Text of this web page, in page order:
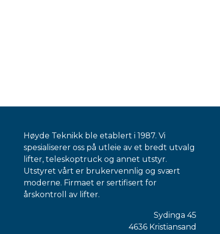
Høyde Teknikk ble etablert i 1987. Vi
spesialiserer oss på utleie av et bredt utvalg
lifter, teleskoptruck og annet utstyr.
Utstyret vårt er brukervennlig og svært
moderne. Firmaet er sertifisert for
årskontroll av lifter.
Sydinga 45
4636 Kristiansand